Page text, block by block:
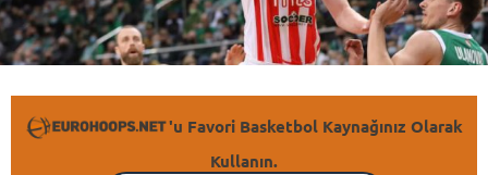
'u Favori Basketbol Kaynağınız Olarak
Kullanın.